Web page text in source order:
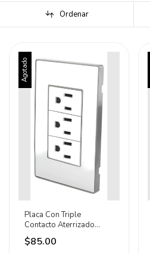
Ordenar
Agotado
Placa Con Triple
Contacto Aterrizado
Línea Córdoba Sanelec
10 A Plateado
$85.00